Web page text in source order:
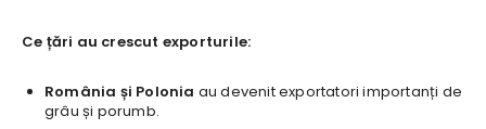
Ce țări au crescut exporturile:
România și Polonia au devenit exportatori importanți de
grâu și porumb.